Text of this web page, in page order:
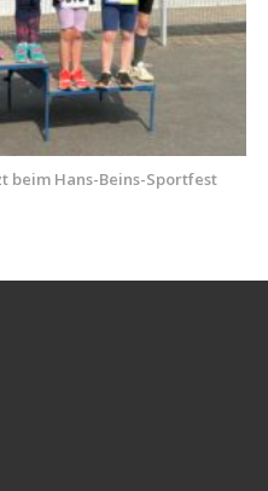
beim Hans-Beins-Sportfest